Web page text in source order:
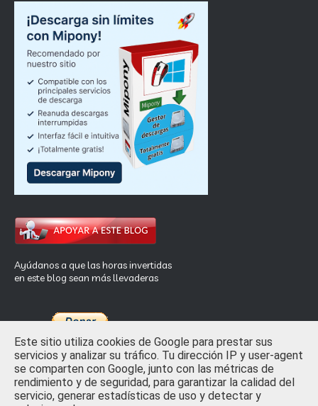
Ayúdanos a que las horas invertidas
en este blog sean más llevaderas
Inicio Privacidad y Ley de Cookies Contactar
Este sitio utiliza cookies de Google para prestar sus
servicios y analizar su tráfico. Tu dirección IP y user-agent
se comparten con Google, junto con las métricas de
rendimiento y de seguridad, para garantizar la calidad del
servicio, generar estadísticas de uso y detectar y